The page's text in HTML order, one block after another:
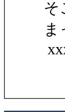
そ
ま